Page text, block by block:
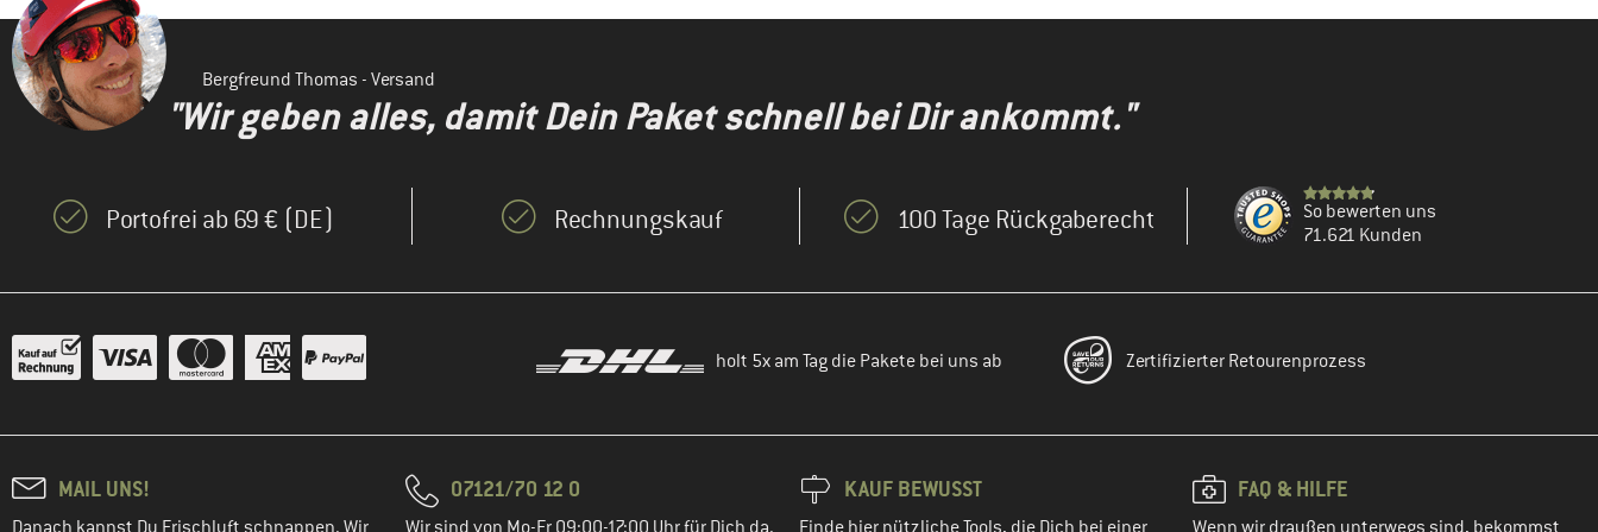
Bergfreund Thomas - Versand
"Wir geben alles, damit Dein Paket schnell bei Dir ankommt."
Portofrei ab 69 € (DE) Rechnungskauf 100 Tage Rückgaberecht
So bewerten uns
71.621 Kunden
holt 5x am Tag die Pakete bei uns ab Zertifizierter Retourenprozess
MAIL UNS! 07121/70 12 0 KAUF BEWUSST FAQ & HILFE